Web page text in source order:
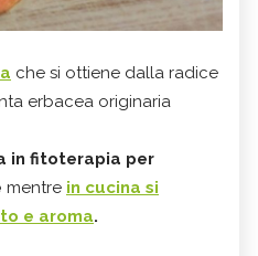
che si ottiene dalla radice
erbacea originaria
in fitoterapia per
mentre in cucina si
e aroma.